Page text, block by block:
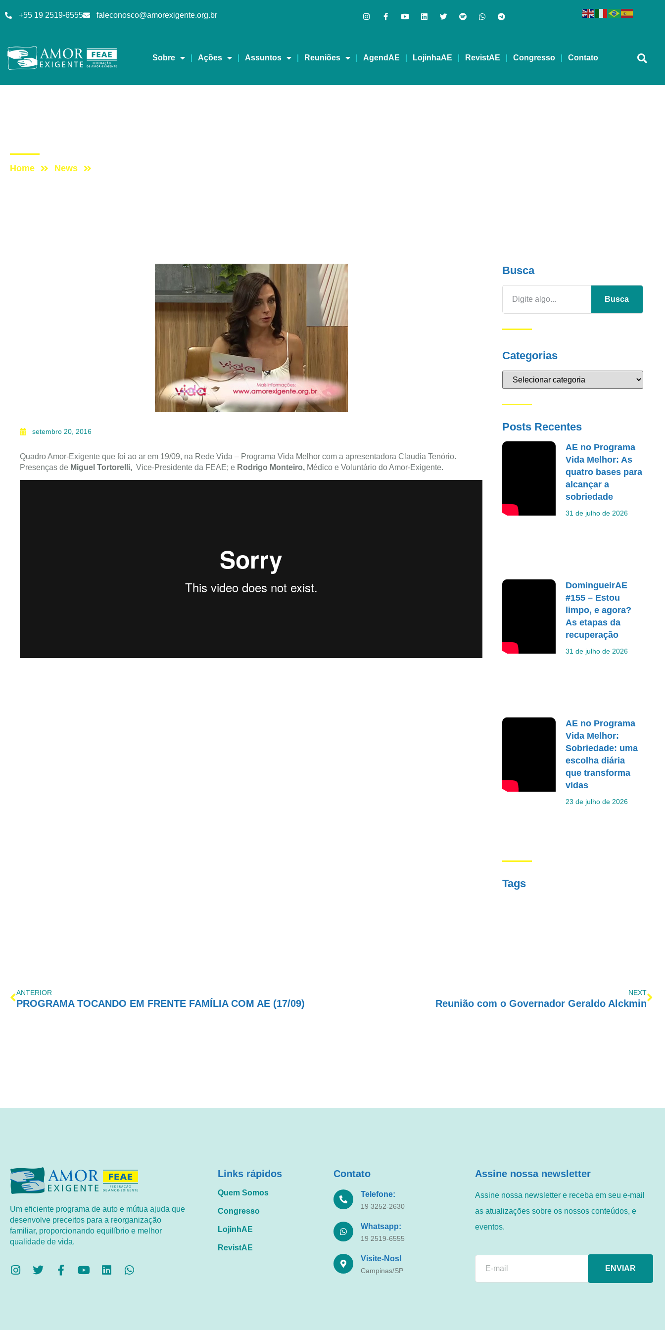
+55 19 2519-6555 faleconosco@amorexigente.org.br
Sobre Ações Assuntos Reuniões AgendAE LojinhaAE RevistAE Congresso Contato
Home News
setembro 20, 2016
Quadro Amor-Exigente que foi ao ar em 19/09, na Rede Vida – Programa Vida Melhor com a apresentadora Claudia Tenório.
Presenças de Miguel Tortorelli, Vice-Presidente da FEAE; e Rodrigo Monteiro, Médico e Voluntário do Amor-Exigente.
Busca
Busca
Categorias
Posts Recentes
AE no Programa
Vida Melhor: As
quatro bases para
alcançar a
sobriedade
31 de julho de 2026
DomingueirAE
#155 – Estou
limpo, e agora?
As etapas da
recuperação
31 de julho de 2026
AE no Programa
Vida Melhor:
Sobriedade: uma
escolha diária
que transforma
vidas
23 de julho de 2026
Tags
ANTERIOR
PROGRAMA TOCANDO EM FRENTE FAMÍLIA COM AE (17/09)
NEXT
Reunião com o Governador Geraldo Alckmin
Um eficiente programa de auto e mútua ajuda que
desenvolve preceitos para a reorganização
familiar, proporcionando equilíbrio e melhor
qualidade de vida.
Links rápidos
Quem Somos
Congresso
LojinhAE
RevistAE
Contato
Telefone:
19 3252-2630
Whatsapp:
19 2519-6555
Visite-Nos!
Campinas/SP
Assine nossa newsletter
Assine nossa newsletter e receba em seu e-mail
as atualizações sobre os nossos conteúdos, e
eventos.
ENVIAR